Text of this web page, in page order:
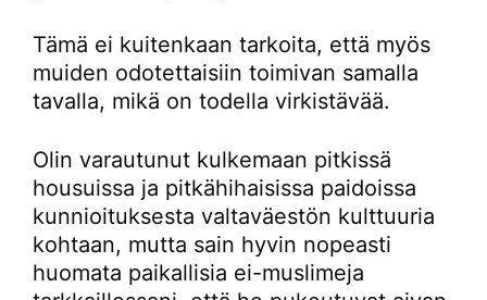
Tämä ei kuitenkaan tarkoita, että myös
muiden odotettaisiin toimivan samalla
tavalla, mikä on todella virkistävää.
Olin varautunut kulkemaan pitkissä
housuissa ja pitkähihaisissa paidoissa
kunnioituksesta valtaväestön kulttuuria
kohtaan, mutta sain hyvin nopeasti
huomata paikallisia ei-muslimeja